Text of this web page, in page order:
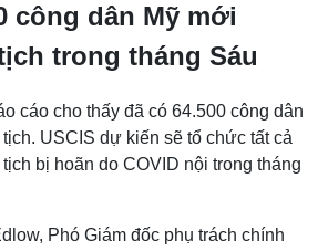
công dân Mỹ mới
trong tháng Sáu
cáo cho thấy đã có 64.500 công dân
USCIS dự kiến ​​sẽ tổ chức tất cả
bị hoãn do COVID nội trong tháng
Phó Giám đốc phụ trách chính